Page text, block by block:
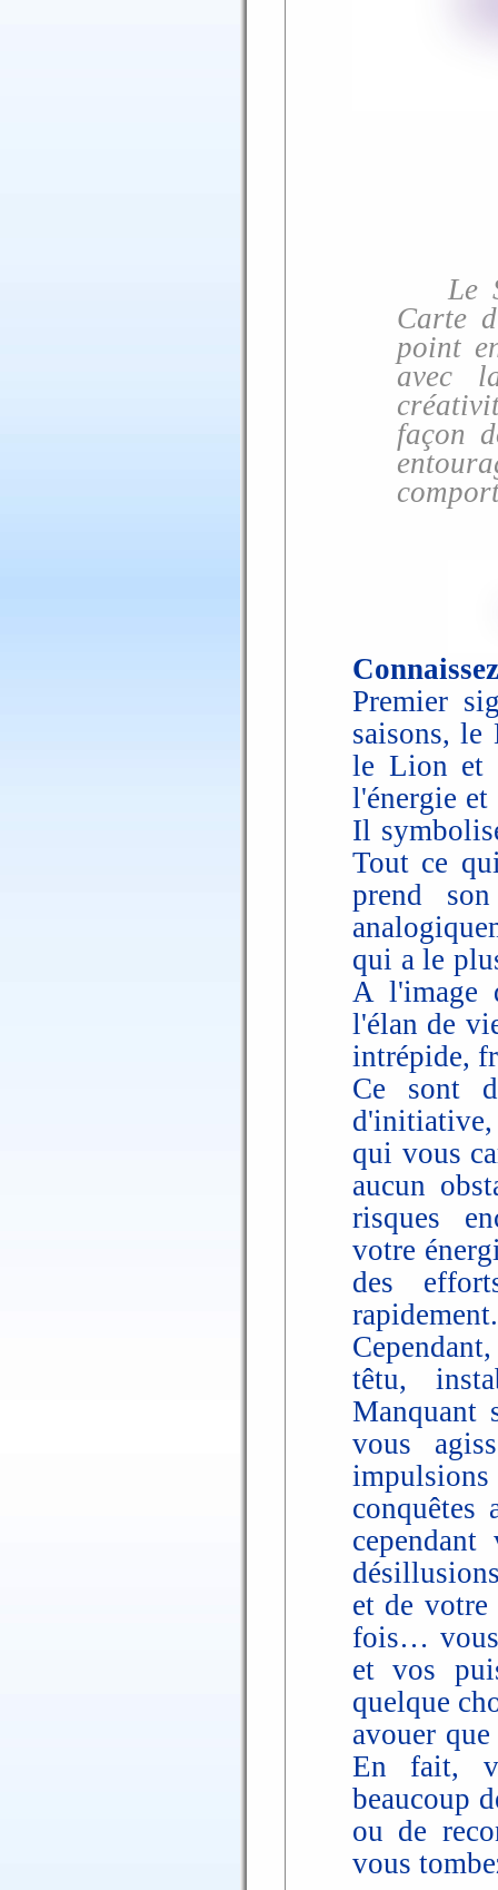
Le
Carte
point
avec
façon
Premier
saisons, le
le Lion et
l'énergie et
Il
Tout ce
prend
qui a le
A l'image
l'élan de
intrépide,
Ce sont
qui vous
aucun
risques
votre
des
rapidement.
têtu,
Manquant
vous
impulsions
conquêtes
et de votre
fois… vous
et vos
quelque
avouer
En fait,
beaucoup
ou de
vous